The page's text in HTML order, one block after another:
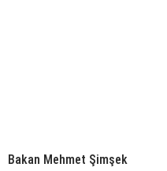
Bakan Mehmet Şimşek